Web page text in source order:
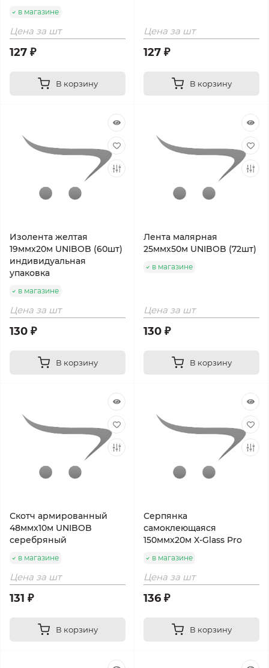
в магазине
Цена за шт
127 ₽
В корзину
Цена за шт
127 ₽
В корзину
Изолента желтая
19ммх20м UNIBOB (60шт)
индивидуальная
упаковка
в магазине
Цена за шт
130 ₽
В корзину
Лента малярная
25ммх50м UNIBOB (72шт)
в магазине
Цена за шт
130 ₽
В корзину
Скотч армированный
48ммх10м UNIBOB
серебряный
в магазине
Цена за шт
131 ₽
В корзину
Серпянка
самоклеющаяся
150ммх20м X-Glass Pro
в магазине
Цена за шт
136 ₽
В корзину